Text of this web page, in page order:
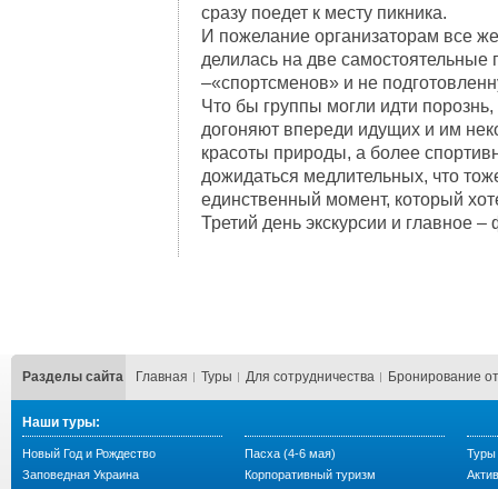
сразу поедет к месту пикника.
И пожелание организаторам все
делилась на две
–«спортсменов» и не
Что бы группы могли идти порознь,
догоняют впереди идущих и им
красоты природы, а более
дожидаться медлительных, что
единственный момент, который
Третий день экскурсии и главное
Разделы сайта Главная Туры Для сотрудничества Бронирование
Наши туры:
Новый Год и Рождество
Заповедная Украина
Пасха (4-6 мая)
Корпоративный туризм
Туры